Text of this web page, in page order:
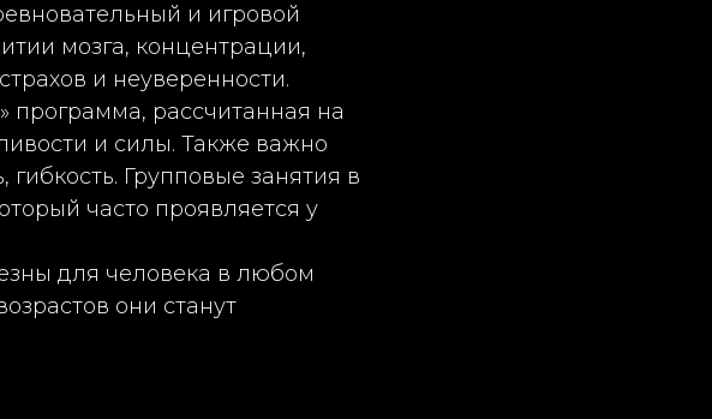
и игровой
мозга, концентрации,
и неуверенности.
программа, рассчитанная на
и силы. Также важно
Групповые занятия в
часто проявляется у
для человека в любом
они станут